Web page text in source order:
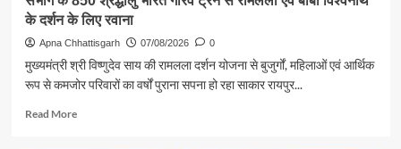
के दर्शन के लिए रवाना
Apna Chhattisgarh 07/08/2026 0
मुख्यमंत्री श्री विष्णुदेव साय की रामलला दर्शन योजना से बुजुर्गों, महिलाओं एवं आर्थिक
रूप से कमजोर परिवारों का वर्षों पुराना सपना हो रहा साकार रायपुर...
Read MoreRead